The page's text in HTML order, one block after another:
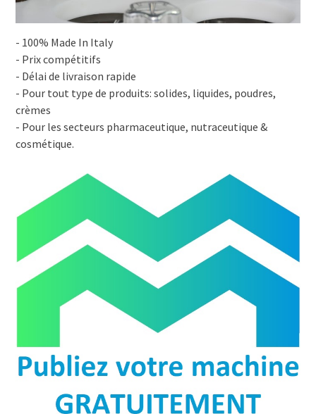
- 100% Made In Italy
- Prix compétitifs
- Délai de livraison rapide
- Pour tout type de produits: solides, liquides, poudres,
crèmes
- Pour les secteurs pharmaceutique, nutraceutique &
cosmétique.